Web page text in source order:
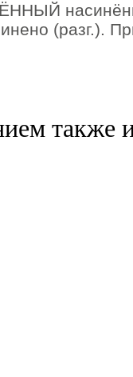
(разг.).
также